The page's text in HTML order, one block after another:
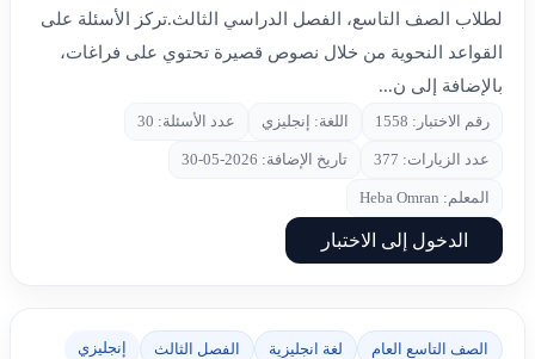
لطلاب الصف التاسع، الفصل الدراسي الثالث.تركز الأسئلة على
القواعد النحوية من خلال نصوص قصيرة تحتوي على فراغات،
بالإضافة إلى ن...
رقم الاختبار: 1558 اللغة: إنجليزي عدد الأسئلة: 30
عدد الزيارات: 377 تاريخ الإضافة: 2026-05-30
المعلم: Heba Omran
الدخول إلى الاختبار
الصف التاسع العام لغة انجليزية الفصل الثالث إنجليزي